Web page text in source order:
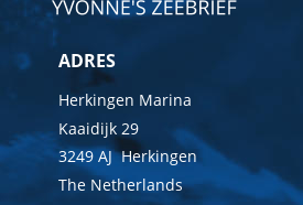
ADRES
Herkingen Marina
Kaaidijk 29
3249 AJ  Herkingen
The Netherlands